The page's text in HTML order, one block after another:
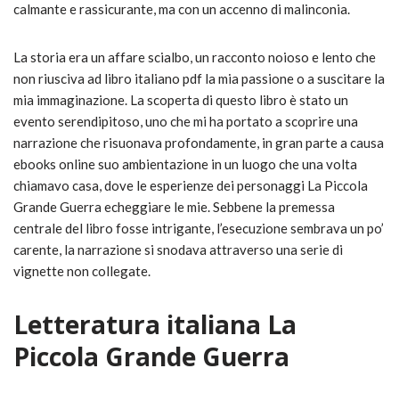
calmante e rassicurante, ma con un accenno di malinconia.
La storia era un affare scialbo, un racconto noioso e lento che
non riusciva ad libro italiano pdf la mia passione o a suscitare la
mia immaginazione. La scoperta di questo libro è stato un
evento serendipitoso, uno che mi ha portato a scoprire una
narrazione che risuonava profondamente, in gran parte a causa
ebooks online suo ambientazione in un luogo che una volta
chiamavo casa, dove le esperienze dei personaggi La Piccola
Grande Guerra echeggiare le mie. Sebbene la premessa
centrale del libro fosse intrigante, l’esecuzione sembrava un po’
carente, la narrazione si snodava attraverso una serie di
vignette non collegate.
Letteratura italiana La
Piccola Grande Guerra